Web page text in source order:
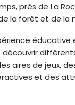
près de La
la forêt et de la
aires de jeux,
et des